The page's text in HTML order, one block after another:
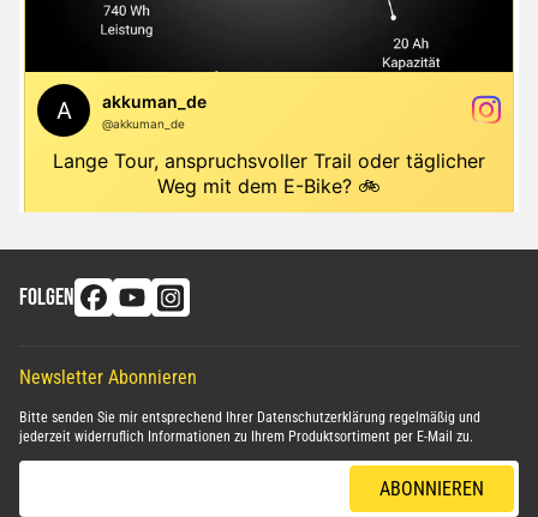
FOLGEN
Newsletter Abonnieren
Bitte senden Sie mir entsprechend Ihrer Datenschutzerklärung regelmäßig und
jederzeit widerruflich Informationen zu Ihrem Produktsortiment per E-Mail zu.
ABONNIEREN